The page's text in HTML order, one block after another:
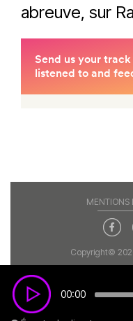
abreuve, sur
00:00
MENTIONS
Copyright©